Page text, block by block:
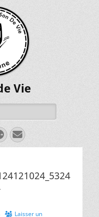
Vie
E-
mail
Laisser un